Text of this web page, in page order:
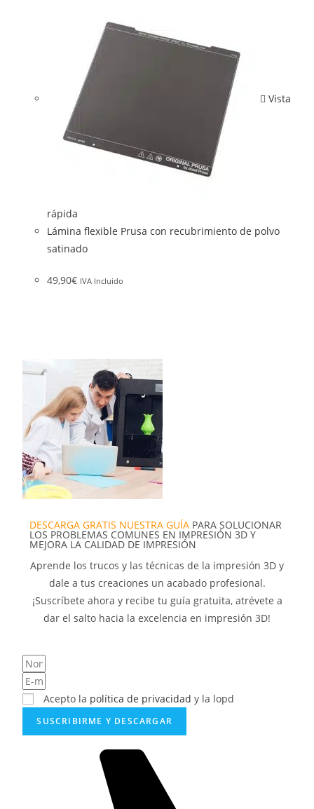
Vista
rápida
Lámina flexible Prusa con recubrimiento de polvo
satinado
49,90€ IVA Incluido
DESCARGA GRATIS NUESTRA GUÍA PARA SOLUCIONAR
LOS PROBLEMAS COMUNES EN IMPRESIÓN 3D Y
MEJORA LA CALIDAD DE IMPRESIÓN
Aprende los trucos y las técnicas de la impresión 3D y
dale a tus creaciones un acabado profesional.
¡Suscríbete ahora y recibe tu guía gratuita, atrévete a
dar el salto hacia la excelencia en impresión 3D!
Acepto la política de privacidad y la lopd
SUSCRIBIRME Y DESCARGAR